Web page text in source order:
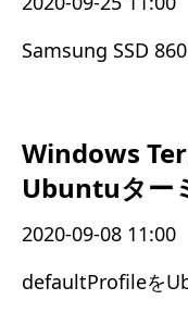
Samsung SSD
Windows
Ubuntuター
2020-09-08 11:00
defaultProfileを